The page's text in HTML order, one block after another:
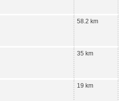
58.2 km
35 km
19 km